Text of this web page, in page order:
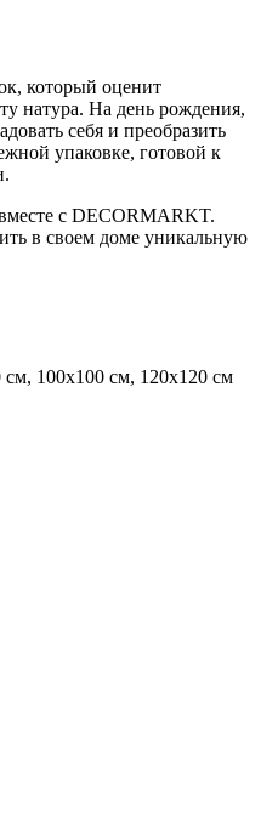
который оценит
натура. На день рождения,
себя и преобразить
упаковке, готовой к
с DECORMARKT.
в своем доме уникальную
см, 100х100 см, 120х120 см